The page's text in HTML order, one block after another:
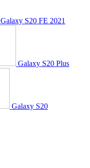
Galaxy S20 FE 2021
Galaxy S20 Plus
Galaxy S20